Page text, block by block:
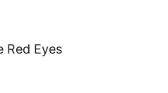
Red Eyes